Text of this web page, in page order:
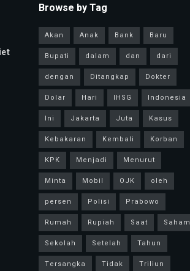
Browse by Tag
Akan Anak Bank
Baru
Bupati
dalam dan
dari
dengan
Ditangkap
Dokter
Dolar
Hari IHSG
Indonesia
Ini
Jakarta Juta
Kasus
Kebakaran
Kembali
Korban
KPK
Menjadi
Menurut
Minta
Mobil OJK
oleh
persen
Polisi
Prabowo
Rumah
Rupiah Saat
Saham
Sekolah
Setelah
Tahun
Tersangka
Tidak Triliun